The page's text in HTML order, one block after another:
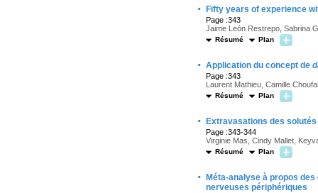
· Fifty years of experience
Page :343
Jaime León Restrepo, Sabrina
Résumé Plan
· Application du concept de
Page :343
Laurent Mathieu, Camille
Résumé Plan
· Extravasations des
Page :343-344
Virginie Mas, Cindy Mallet,
Résumé Plan
·
Méta-analyse à propos
nerveuses périphériques